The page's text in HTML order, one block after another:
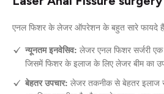
एनल फिशर के लेजर ऑपरेशन के बहुत सारे फायदे
न्यूनतम इनवेसिव: लेजर एनल फिशर सर्जरी
जिसमें फिशर के इलाज के लिए लेजर बीम का
बेहतर उपचार: लेजर तकनीक से बेहतर इलाज